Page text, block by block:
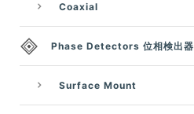
Coaxial
Phase Detectors 位相検出器
Surface Mount